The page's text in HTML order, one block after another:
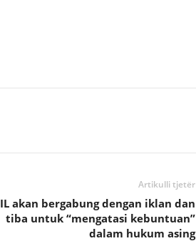
Artikulli tjetër
IL akan bergabung dengan iklan dan
tiba untuk “mengatasi kebuntuan”
dalam hukum asing